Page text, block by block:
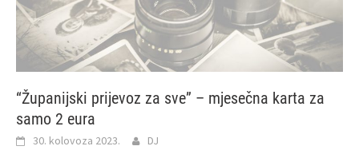
“Županijski prijevoz za sve” – mjesečna karta za
samo 2 eura
30. kolovoza 2023. DJ